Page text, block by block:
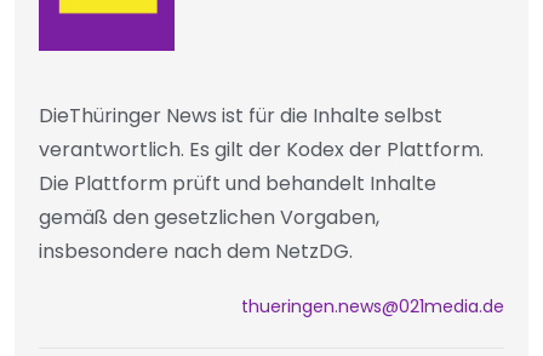
DieThüringer News ist für die Inhalte selbst
verantwortlich. Es gilt der Kodex der Plattform.
Die Plattform prüft und behandelt Inhalte
gemäß den gesetzlichen Vorgaben,
insbesondere nach dem NetzDG.
thueringen.news@021media.de